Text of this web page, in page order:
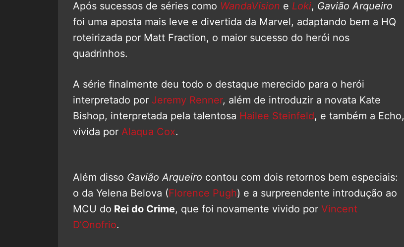
Após sucessos de séries como WandaVision e Loki, Gavião Arqueiro
foi uma aposta mais leve e divertida da Marvel, adaptando bem a HQ
roteirizada por Matt Fraction, o maior sucesso do herói nos
quadrinhos.
A série finalmente deu todo o destaque merecido para o herói
interpretado por Jeremy Renner, além de introduzir a novata Kate
Bishop, interpretada pela talentosa Hailee Steinfeld, e também a Echo,
vivida por Alaqua Cox.
Além disso Gavião Arqueiro contou com dois retornos bem especiais:
o da Yelena Belova (Florence Pugh) e a surpreendente introdução ao
MCU do Rei do Crime, que foi novamente vivido por Vincent
D’Onofrio.